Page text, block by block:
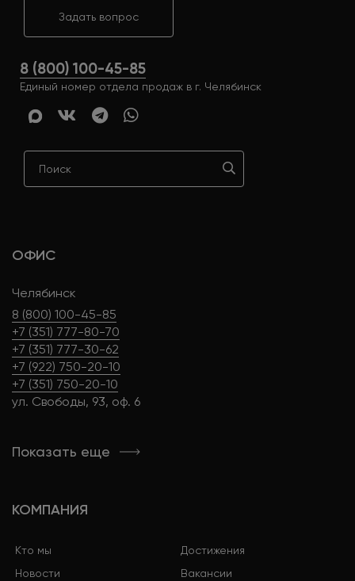
Задать вопрос
8 (800) 100-45-85
Единый номер отдела продаж в г. Челябинск
ОФИС
Челябинск
8 (800) 100-45-85
+7 (351) 777-80-70
+7 (351) 777-30-62
+7 (922) 750-20-10
+7 (351) 750-20-10
ул. Свободы, 93, оф. 6
Показать еще
КОМПАНИЯ
Кто мы
Достижения
Новости
Вакансии